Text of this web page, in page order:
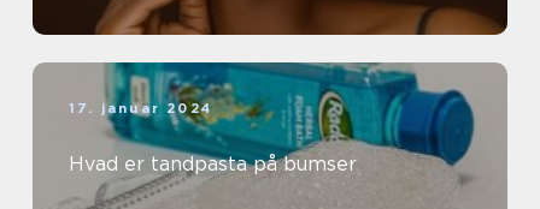
17. januar 2024
Hvad er tandpasta på bumser